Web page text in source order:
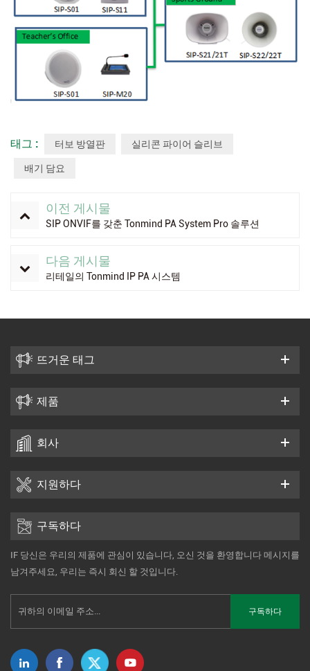
태그 : 터보 방열판 실리콘 파이어 슬리브
배기 담요
이전 게시물
SIP ONVIF를 갖춘 Tonmind PA System Pro 솔루션
다음 게시물
리테일의 Tonmind IP PA 시스템
뜨거운 태그
제품
회사
지원하다
구독하다
IF 당신은 우리의 제품에 관심이 있습니다, 오신 것을 환영합니다 메시지를
남겨주세요, 우리는 즉시 회신 할 것입니다.